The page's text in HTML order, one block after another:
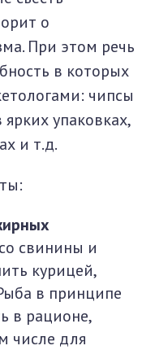
о
При этом речь
в которых
чипсы
упаковках,
и т.д.
свинины и
курицей,
в принципе
в рационе,
числе для